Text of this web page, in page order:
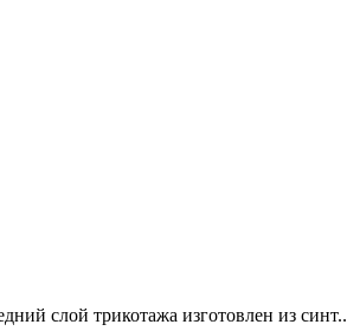
слой трикотажа изготовлен из синт..